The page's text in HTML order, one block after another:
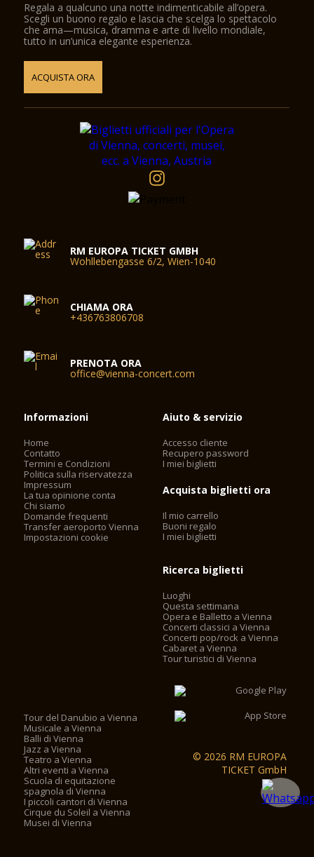
Regala a qualcuno una notte indimenticabile all’opera.
Scegli un buono regalo e lascia che scelga lo spettacolo
che ama—musica, dramma e arte di livello mondiale,
tutto in un’unica elegante esperienza.
ACQUISTA ORA
RM EUROPA TICKET GMBH
Wohllebengasse 6/2, Wien-1040
CHIAMA ORA
+436763806708
PRENOTA ORA
office@vienna-concert.com
Informazioni
Home
Contatto
Termini e Condizioni
Politica sulla riservatezza
Impressum
La tua opinione conta
Chi siamo
Domande frequenti
Transfer aeroporto Vienna
Impostazioni cookie
Aiuto & servizio
Accesso cliente
Recupero password
I miei biglietti
Acquista biglietti ora
Il mio carrello
Buoni regalo
I miei biglietti
Ricerca biglietti
Luoghi
Questa settimana
Opera e Balletto a Vienna
Concerti classici a Vienna
Concerti pop/rock a Vienna
Cabaret a Vienna
Tour turistici di Vienna
Tour del Danubio a Vienna
Musicale a Vienna
Balli di Vienna
Jazz a Vienna
Teatro a Vienna
Altri eventi a Vienna
Scuola di equitazione
spagnola di Vienna
I piccoli cantori di Vienna
Cirque du Soleil a Vienna
Musei di Vienna
© 2026 RM EUROPA
TICKET GmbH